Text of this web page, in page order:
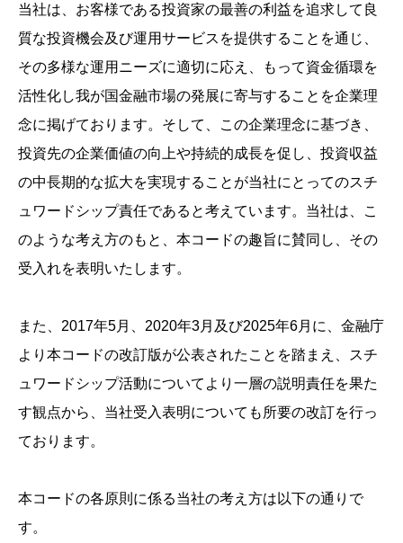
当社は、お客様である投資家の最善の利益を追求して良
質な投資機会及び運用サービスを提供することを通じ、
その多様な運用ニーズに適切に応え、もって資金循環を
活性化し我が国金融市場の発展に寄与することを企業理
念に掲げております。そして、この企業理念に基づき、
投資先の企業価値の向上や持続的成長を促し、投資収益
の中長期的な拡大を実現することが当社にとってのスチ
ュワードシップ責任であると考えています。当社は、こ
のような考え方のもと、本コードの趣旨に賛同し、その
受入れを表明いたします。
また、2017年5月、2020年3月及び2025年6月に、金融庁
より本コードの改訂版が公表されたことを踏まえ、スチ
ュワードシップ活動についてより一層の説明責任を果た
す観点から、当社受入表明についても所要の改訂を行っ
ております。
本コードの各原則に係る当社の考え方は以下の通りで
す。